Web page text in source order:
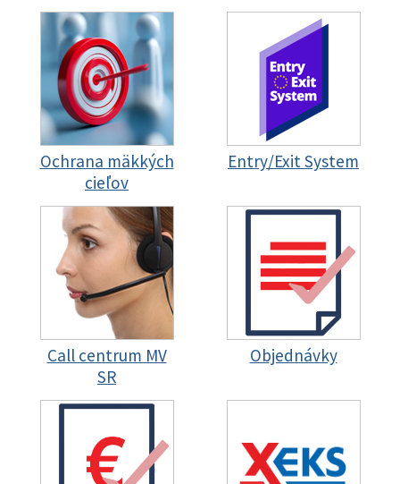
Ochrana mäkkých
cieľov
Entry/Exit System
Call centrum MV
SR
Objednávky